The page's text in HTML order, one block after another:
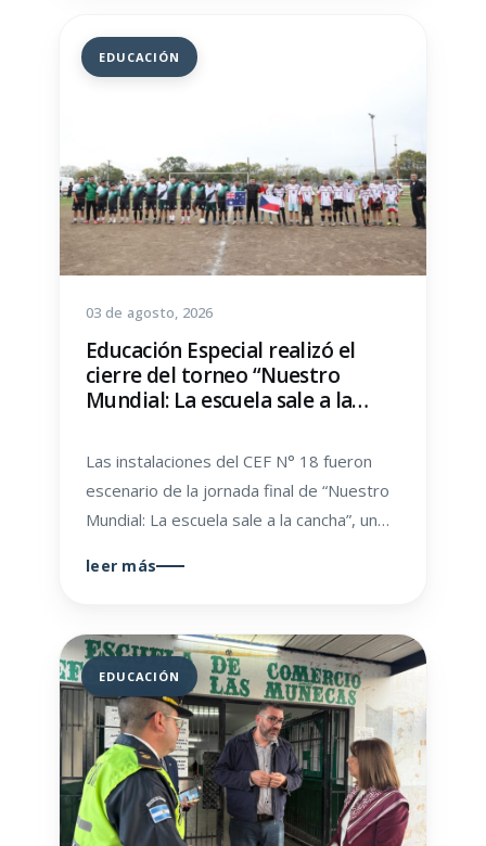
EDUCACIÓN
03 de agosto, 2026
Educación Especial realizó el
cierre del torneo “Nuestro
Mundial: La escuela sale a la
Las instalaciones del CEF N° 18 fueron
escenario de la jornada final de “Nuestro
Mundial: La escuela sale a la cancha”, un…
leer más
EDUCACIÓN